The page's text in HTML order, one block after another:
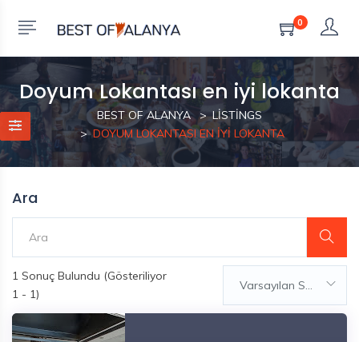
0
Doyum Lokantası en iyi lokanta
BEST OF ALANYA
LISTINGS
DOYUM LOKANTASI EN IYI LOKANTA
Ara
1 Sonuç Bulundu (Gösteriliyor
1 - 1)
Varsayılan Sıralama